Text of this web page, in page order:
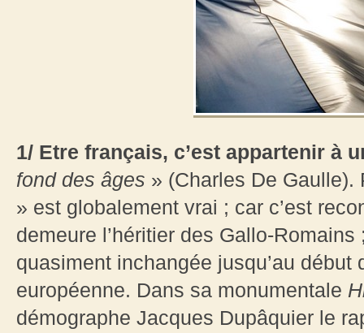
1/ Etre français, c’est appartenir à
fond des âges » (Charles De
» est globalement vrai ; car c’est
demeure l’héritier des Gallo-
quasiment inchangée jusqu’au
européenne. Dans sa monumentale
démographe Jacques Dupâquier le